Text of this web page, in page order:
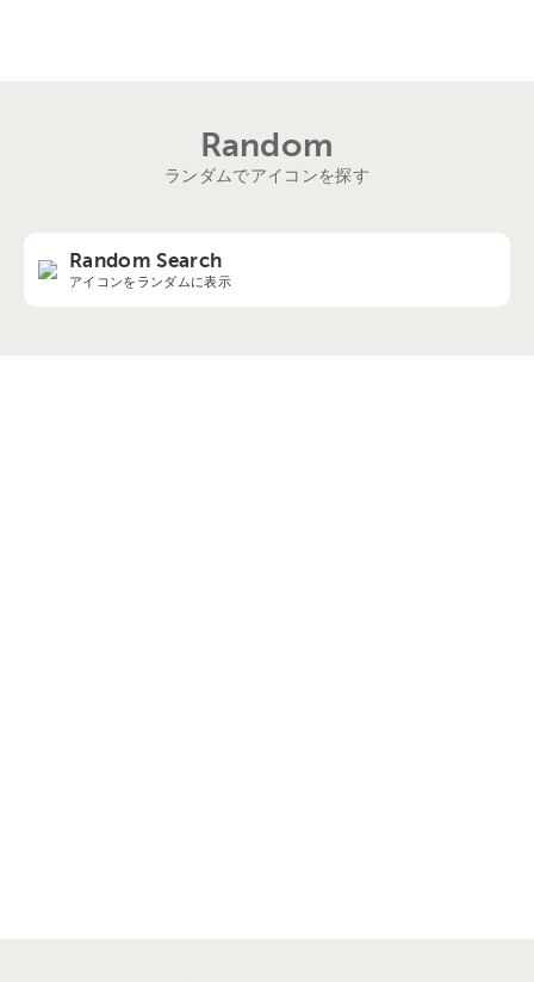
Random
ランダムでアイコンを探す
Random Search
アイコンをランダムに表示